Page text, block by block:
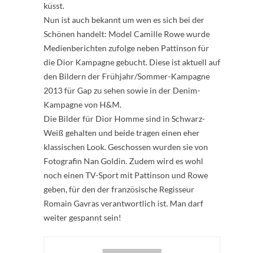
küsst.
Nun ist auch bekannt um wen es sich bei der
Schönen handelt: Model Camille Rowe wurde
Medienberichten zufolge neben Pattinson für
die Dior Kampagne gebucht. Diese ist aktuell auf
den Bildern der Frühjahr/Sommer-Kampagne
2013 für Gap zu sehen sowie in der Denim-
Kampagne von H&M.
Die Bilder für Dior Homme sind in Schwarz-
Weiß gehalten und beide tragen einen eher
klassischen Look. Geschossen wurden sie von
Fotografin Nan Goldin. Zudem wird es wohl
noch einen TV-Sport mit Pattinson und Rowe
geben, für den der französische Regisseur
Romain Gavras verantwortlich ist. Man darf
weiter gespannt sein!